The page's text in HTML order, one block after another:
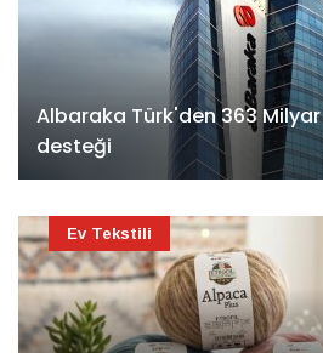
Albaraka Türk'den 363
desteği
Ev Tekstili